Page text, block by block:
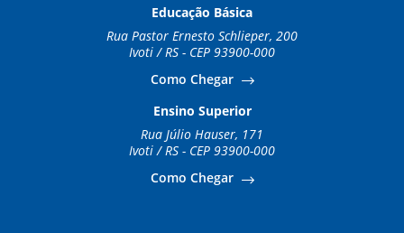
Educação Básica
Rua Pastor Ernesto Schlieper, 200
Ivoti / RS - CEP 93900-000
Como Chegar
Ensino Superior
Rua Júlio Hauser, 171
Ivoti / RS - CEP 93900-000
Como Chegar